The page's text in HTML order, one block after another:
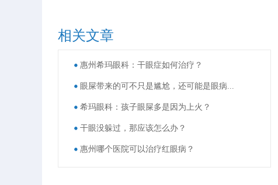
相关文章
惠州希玛眼科：干眼症如何治疗？
眼屎带来的可不只是尴尬，还可能是眼病...
希玛眼科：孩子眼屎多是因为上火？
干眼没躲过，那应该怎么办？
惠州哪个医院可以治疗红眼病？